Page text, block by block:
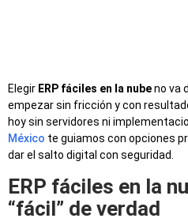
Elegir ERP fáciles en la nubeno va
empezar sin fricción y con
hoy sin servidores ni
México te guiamos con opciones
dar el salto digital con seguridad.
ERP fáciles en la
“fácil” de verdad